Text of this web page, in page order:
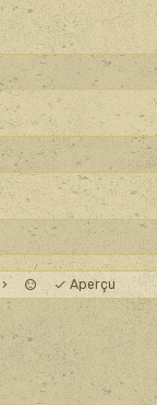
Aperçu